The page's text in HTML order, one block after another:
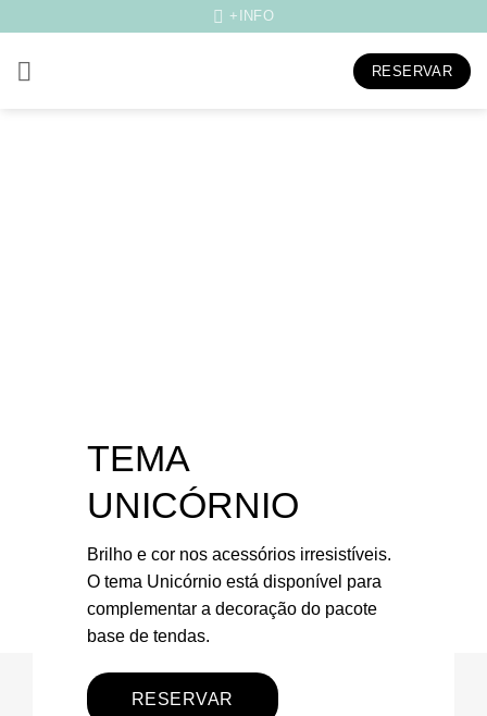
content
+INFO
RESERVAR
TEMA
UNICÓRNIO
Brilho e cor nos acessórios irresistíveis.
O tema Unicórnio está disponível para
complementar a decoração do pacote
base de tendas.
RESERVAR